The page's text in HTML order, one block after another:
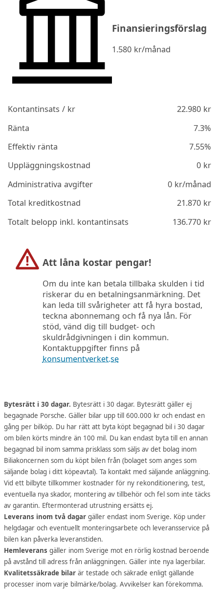
Finansieringsförslag
1.580 kr/månad
Kontantinsats / kr 22.980kr
Ränta
7.3%
Effektiv ränta
7.55%
Uppläggningskostnad
0kr
Administrativa avgifter
0kr/månad
Total kreditkostnad
21.870kr
Totalt belopp inkl. kontantinsats
136.770kr
Att låna kostar pengar!
Om du inte kan betala tillbaka skulden i tid
riskerar du en betalningsanmärkning. Det
kan leda till svårigheter att få hyra bostad,
teckna abonnemang och få nya lån. För
stöd, vänd dig till budget- och
skuldrådgivningen i din kommun.
Kontaktuppgifter finns på
konsumentverket.se
Bytesrätt i 30 dagar. Bytesrätt i 30 dagar. Bytesrätt gäller ej
begagnade Porsche. Gäller bilar upp till 600.000 kr och endast en
gång per bilköp. Du har rätt att byta köpt begagnad bil i 30 dagar
om bilen körts mindre än 100 mil. Du kan endast byta till en annan
begagnad bil inom samma prisklass som säljs av det bolag inom
Biliakoncernen som du köpt bilen från (bolaget som anges som
säljande bolag i ditt köpeavtal). Ta kontakt med säljande anläggning.
Vid ett bilbyte tillkommer kostnader för ny rekonditionering, test,
eventuella nya skador, montering av tillbehör och fel som inte täcks
av garantin. Eftermonterad utrustning ersätts ej.
Leverans inom två dagar gäller endast inom Sverige. Köp under
helgdagar och eventuellt monteringsarbete och leveransservice på
bilen kan påverka leveranstiden.
Hemleverans gäller inom Sverige mot en rörlig kostnad beroende
på avstånd till adress från anläggningen. Gäller inte nya lagerbilar.
Kvalitetssäkrade bilar är testade och säkrade enligt gällande
processer inom varje bilmärke/bolag. Avvikelser kan förekomma.